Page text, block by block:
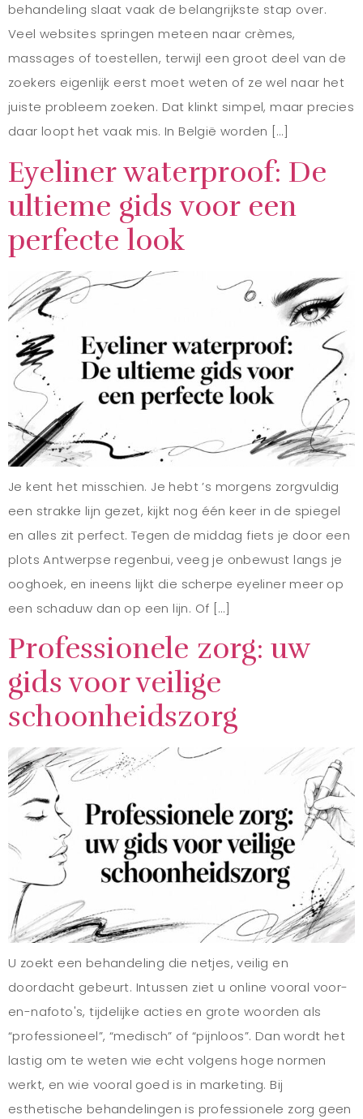
behandeling slaat vaak de belangrijkste stap over.
Veel websites springen meteen naar crèmes,
massages of toestellen, terwijl een groot deel van de
zoekers eigenlijk eerst moet weten of ze wel naar het
juiste probleem zoeken. Dat klinkt simpel, maar precies
daar loopt het vaak mis. In België worden […]
Eyeliner waterproof: De
ultieme gids voor een
perfecte look
Je kent het misschien. Je hebt ’s morgens zorgvuldig
een strakke lijn gezet, kijkt nog één keer in de spiegel
en alles zit perfect. Tegen de middag fiets je door een
plots Antwerpse regenbui, veeg je onbewust langs je
ooghoek, en ineens lijkt die scherpe eyeliner meer op
een schaduw dan op een lijn. Of […]
Professionele zorg: uw
gids voor veilige
schoonheidszorg
U zoekt een behandeling die netjes, veilig en
doordacht gebeurt. Intussen ziet u online vooral voor-
en-nafoto's, tijdelijke acties en grote woorden als
“professioneel”, “medisch” of “pijnloos”. Dan wordt het
lastig om te weten wie echt volgens hoge normen
werkt, en wie vooral goed is in marketing. Bij
esthetische behandelingen is professionele zorg geen